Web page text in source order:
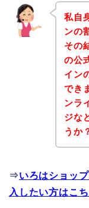
私自
ンの
その
の公
イン
でき
ンラ
ジな
うか
⇒いろはショッ
入したい方はこち